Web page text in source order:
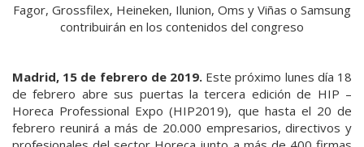
Fagor, Grossfilex, Heineken, Ilunion, Oms y Viñas o Samsung
contribuirán en los contenidos del congreso
Madrid, 15 de febrero de 2019. Este próximo lunes día 18
de febrero abre sus puertas la tercera edición de HIP –
Horeca Professional Expo (HIP2019), que hasta el 20 de
febrero reunirá a más de 20.000 empresarios, directivos y